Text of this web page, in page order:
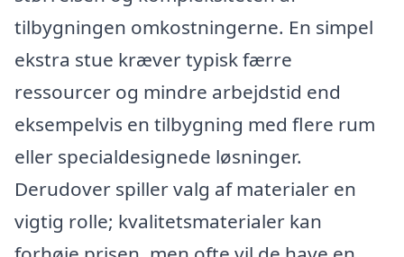
tilbygningen omkostningerne. En simpel
ekstra stue kræver typisk færre
ressourcer og mindre arbejdstid end
eksempelvis en tilbygning med flere rum
eller specialdesignede løsninger.
Derudover spiller valg af materialer en
vigtig rolle; kvalitetsmaterialer kan